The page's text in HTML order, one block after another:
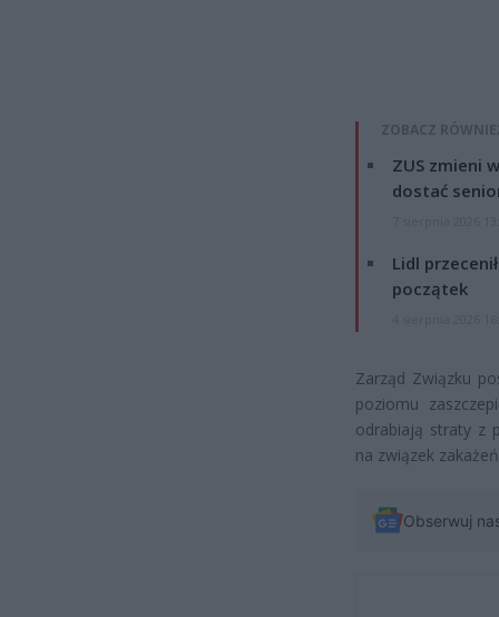
ZOBACZ
ZUS zmieni
dostać
Lidl
początek
Zarząd Związku
poziomu
odrabiają straty z
na związek
Obserwuj